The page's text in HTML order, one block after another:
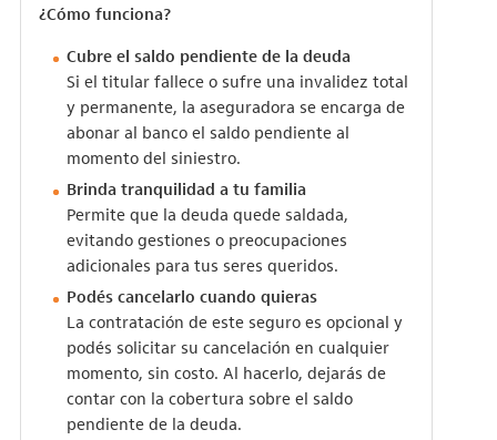
¿Cómo funciona?
Cubre el saldo pendiente de la deuda
Si el titular fallece o sufre una invalidez total
y permanente, la aseguradora se encarga de
abonar al banco el saldo pendiente al
momento del siniestro.
Brinda tranquilidad a tu familia
Permite que la deuda quede saldada,
evitando gestiones o preocupaciones
adicionales para tus seres queridos.
Podés cancelarlo cuando quieras
La contratación de este seguro es opcional y
podés solicitar su cancelación en cualquier
momento, sin costo. Al hacerlo, dejarás de
contar con la cobertura sobre el saldo
pendiente de la deuda.